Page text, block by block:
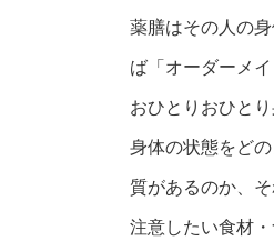
薬膳はその人の
ば「オーダーメイ
おひとりおひと
身体の状態をど
質があるのか、
注意したい食材